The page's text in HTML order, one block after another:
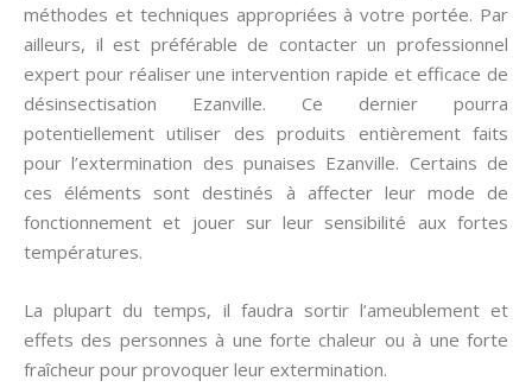
méthodes et techniques appropriées à votre portée. Par
ailleurs, il est préférable de contacter un professionnel
expert pour réaliser une intervention rapide et efficace de
désinsectisation Ezanville. Ce dernier pourra
potentiellement utiliser des produits entièrement faits
pour l’extermination des punaises Ezanville. Certains de
ces éléments sont destinés à affecter leur mode de
fonctionnement et jouer sur leur sensibilité aux fortes
températures.
La plupart du temps, il faudra sortir l’ameublement et
effets des personnes à une forte chaleur ou à une forte
fraîcheur pour provoquer leur extermination.